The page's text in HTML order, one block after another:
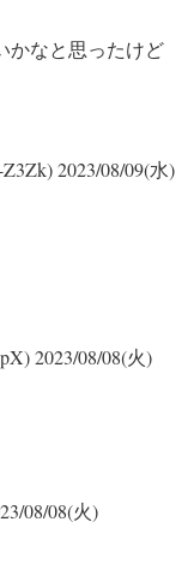
かなと思ったけど
Z3Zk)2023/08/09(水)
2023/08/08(火)
08/08(火)